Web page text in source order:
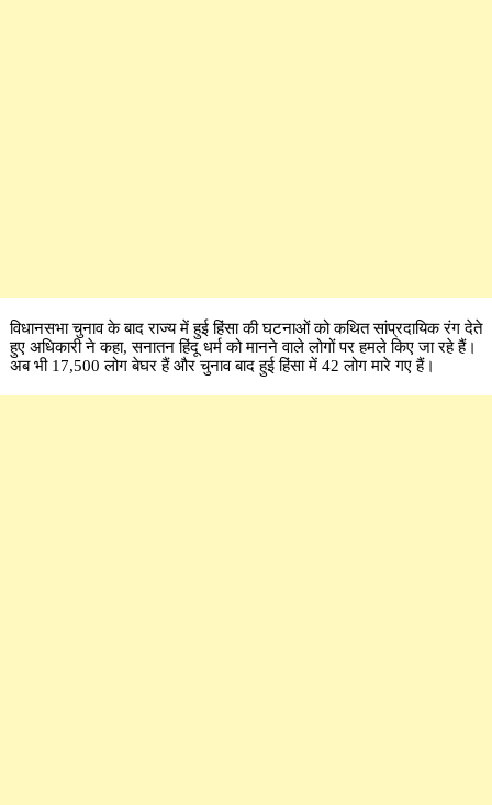
विधानसभा चुनाव के बाद राज्य में हुई हिंसा की घटनाओं को कथित सांप्रदायिक रंग देते
हुए अधिकारी ने कहा, सनातन हिंदू धर्म को मानने वाले लोगों पर हमले किए जा रहे हैं।
अब भी 17,500 लोग बेघर हैं और चुनाव बाद हुई हिंसा में 42 लोग मारे गए हैं।